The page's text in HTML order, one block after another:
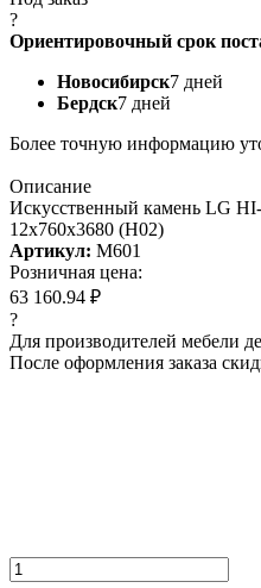
?
Ориентировочный срок
Новосибирск7 дней
Бердск7 дней
Более точную информацию
Описание
Искусcтвенный камень LG
12x760x3680 (H02)
Артикул: M601
Розничная цена:
63 160.94 ₽
?
Для производителей мебели
После оформления заказа